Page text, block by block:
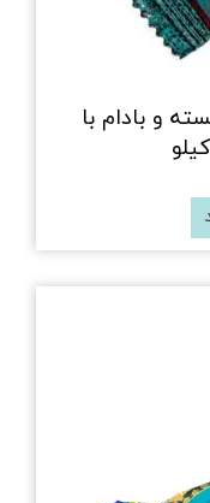
پسته و بادام با